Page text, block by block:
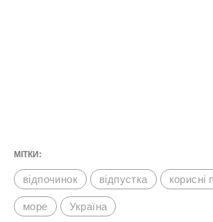
МІТКИ:
відпочинок відпустка корисні
море Україна